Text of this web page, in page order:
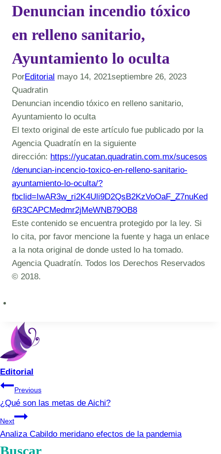
Denuncian incendio tóxico
en relleno sanitario,
Ayuntamiento lo oculta
PorEditorial mayo 14, 2021septiembre 26, 2023
Quadratin
Denuncian incendio tóxico en relleno sanitario,
Ayuntamiento lo oculta
El texto original de este artículo fue publicado por la
Agencia Quadratín en la siguiente
dirección: https://yucatan.quadratin.com.mx/sucesos
/denuncian-incencio-toxico-en-relleno-sanitario-
ayuntamiento-lo-oculta/?
fbclid=IwAR3w_ri2K4Uli9D2QsB2KzVoOaF_Z7nuKed
6R3CAPCMedmr2jMeWNB79OB8
Este contenido se encuentra protegido por la ley. Si
lo cita, por favor mencione la fuente y haga un enlace
a la nota original de donde usted lo ha tomado.
Agencia Quadratín. Todos los Derechos Reservados
© 2018.
Editorial
Navegación
de
entradas
Previous
¿Qué son las metas de Aichi?
Next
Analiza Cabildo meridano efectos de la pandemia
Buscar